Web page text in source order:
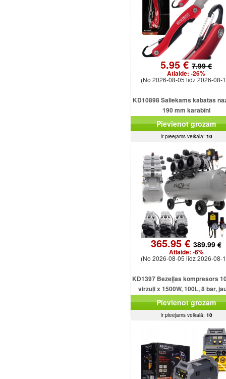
5.95 €7.99 €
Atlaide: -26%
(No 2026-08-05 līdz 2026-08-
KD10898 Saliekams kabatas
190 mm karabīni
Pievienot grozam
Ir pieejams veikalā: 10
365.95 € 389.99 €
Atlaide: -6%
(No 2026-08-05 līdz 2026-08-
KD1397 Bezeļļas kompresors
virzuļi x 1500W, 100L, 8 bar,
jaudīgs modelis
Pievienot grozam
Ir pieejams veikalā: 10